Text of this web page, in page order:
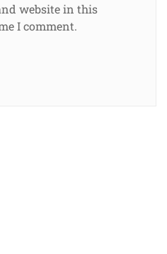
website in this
I comment.